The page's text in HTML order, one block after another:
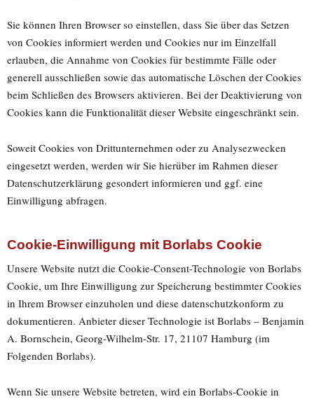
Sie können Ihren Browser so einstellen, dass Sie über das Setzen
von Cookies informiert werden und Cookies nur im Einzelfall
erlauben, die Annahme von Cookies für bestimmte Fälle oder
generell ausschließen sowie das automatische Löschen der Cookies
beim Schließen des Browsers aktivieren. Bei der Deaktivierung von
Cookies kann die Funktionalität dieser Website eingeschränkt sein.
Soweit Cookies von Drittunternehmen oder zu Analysezwecken
eingesetzt werden, werden wir Sie hierüber im Rahmen dieser
Datenschutzerklärung gesondert informieren und ggf. eine
Einwilligung abfragen.
Cookie-Einwilligung mit Borlabs Cookie
Unsere Website nutzt die Cookie-Consent-Technologie von Borlabs
Cookie, um Ihre Einwilligung zur Speicherung bestimmter Cookies
in Ihrem Browser einzuholen und diese datenschutzkonform zu
dokumentieren. Anbieter dieser Technologie ist Borlabs – Benjamin
A. Bornschein, Georg-Wilhelm-Str. 17, 21107 Hamburg (im
Folgenden Borlabs).
Wenn Sie unsere Website betreten, wird ein Borlabs-Cookie in